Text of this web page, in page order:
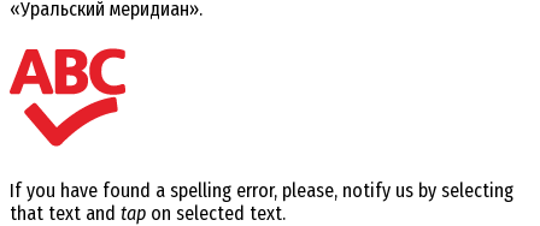
«Уральский меридиан».
If you have found a spelling error, please, notify us by selecting
that text and tap on selected text.